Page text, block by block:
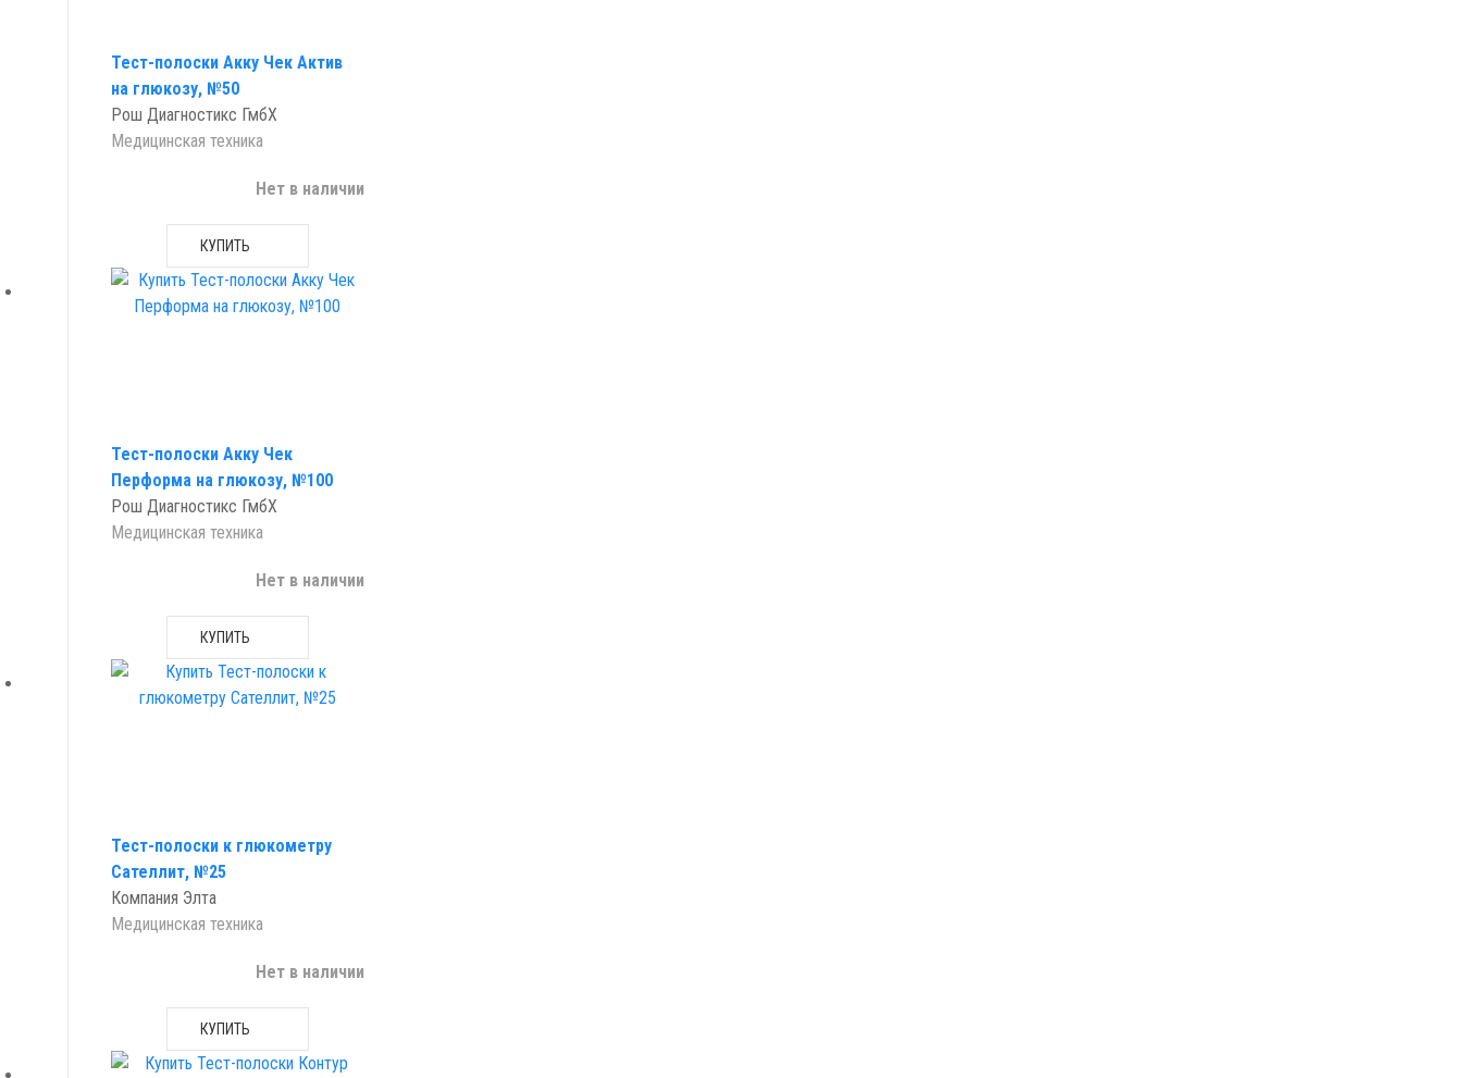
Тест-полоски Акку Чек Актив
на глюкозу, №50
Рош Диагностикс ГмбХ
Медицинская техника
Нет в наличии
КУПИТЬ
Тест-полоски Акку Чек
Перформа на глюкозу, №100
Рош Диагностикс ГмбХ
Медицинская техника
Нет в наличии
КУПИТЬ
Тест-полоски к глюкометру
Сателлит, №25
Компания Элта
Медицинская техника
Нет в наличии
КУПИТЬ